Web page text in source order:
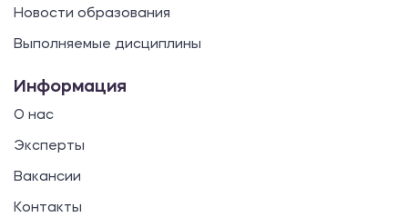
Новости образования
Выполняемые дисциплины
Информация
О нас
Эксперты
Вакансии
Контакты